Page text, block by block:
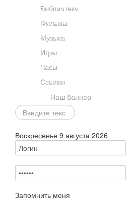
Библиотека
Фильмы
Музыка
Игры
Часы
Ссылки
Наш баннер
Искать...
Воскресенье 9 августа 2026
Запомнить меня